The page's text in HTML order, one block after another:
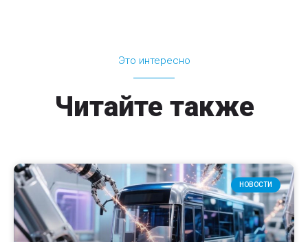
Это интересно
Читайте также
НОВОСТИ